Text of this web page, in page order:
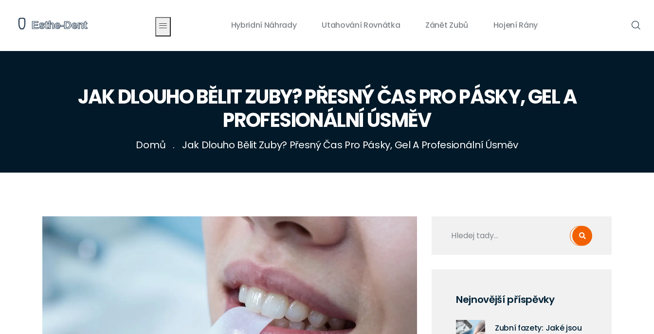
Hybridní Náhrady Utahování Rovnátka Zánět Zubů Hojení Rány
JAK DLOUHO BĚLIT ZUBY? PŘESNÝ ČAS PRO PÁSKY, GEL A
PROFESIONÁLNÍ ÚSMĚV
Domů Jak Dlouho Bělit Zuby? Přesný Čas Pro Pásky, Gel A Profesionální Úsměv
Nejnovější příspěvky
Zubní fazety: Jaké jsou